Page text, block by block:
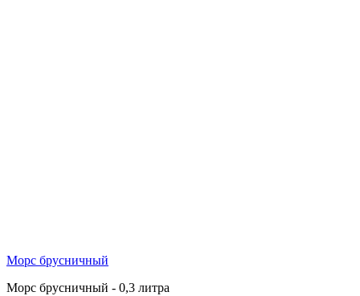
Морс брусничный
Морс брусничный - 0,3 литра